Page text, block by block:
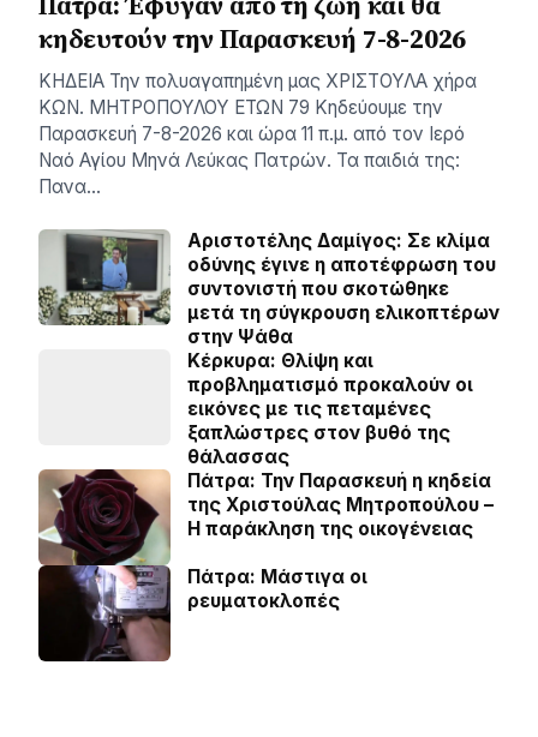
κηδευτούν την Παρασκευή 7-8-2026
ΚΗΔΕΙΑ Την πολυαγαπημένη μας ΧΡΙΣΤΟΥΛΑ χήρα
ΚΩΝ. ΜΗΤΡΟΠΟΥΛΟΥ ΕΤΩΝ 79 Κηδεύουμε την
Παρασκευή 7-8-2026 και ώρα 11 π.μ. από τον Ιερό
Ναό Αγίου Μηνά Λεύκας Πατρών. Τα παιδιά της:
Πανα…
Αριστοτέλης Δαμίγος: Σε κλίμα
οδύνης έγινε η αποτέφρωση του
συντονιστή που σκοτώθηκε
μετά τη σύγκρουση ελικοπτέρων
στην Ψάθα
Κέρκυρα: Θλίψη και
προβληματισμό προκαλούν οι
εικόνες με τις πεταμένες
ξαπλώστρες στον βυθό της
θάλασσας
Πάτρα: Την Παρασκευή η κηδεία
της Χριστούλας Μητροπούλου –
Η παράκληση της οικογένειας
Πάτρα: Μάστιγα οι
ρευµατοκλοπές